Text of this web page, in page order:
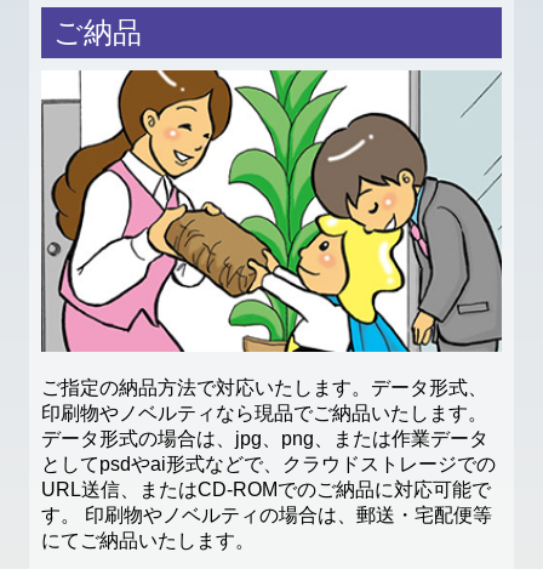
ご納品
ご指定の納品方法で対応いたします。データ形式、
印刷物やノベルティなら現品でご納品いたします。
データ形式の場合は、jpg、png、または作業データ
としてpsdやai形式などで、クラウドストレージでの
URL送信、またはCD-ROMでのご納品に対応可能で
す。 印刷物やノベルティの場合は、郵送・宅配便等
にてご納品いたします。